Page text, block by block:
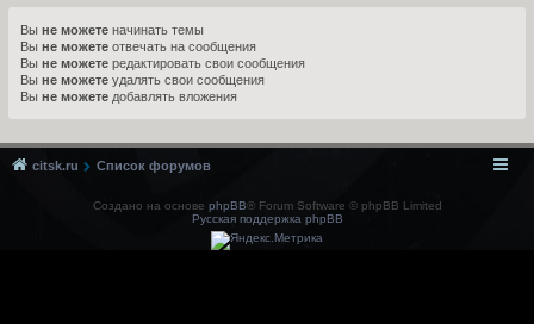
Вы не можете начинать темы
Вы не можете отвечать на сообщения
Вы не можете редактировать свои сообщения
Вы не можете удалять свои сообщения
Вы не можете добавлять вложения
citsk.ru Список форумов
Создано на основе phpBB® Forum Software © phpBB Limited
Русская поддержка phpBB